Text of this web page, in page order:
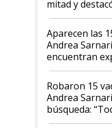
mitad y
ser "para
mandato muy
nacional"
Aparecen las
Andrea
encuentran
cómo
Robaron 15
Andrea
búsqueda:
toca a algún